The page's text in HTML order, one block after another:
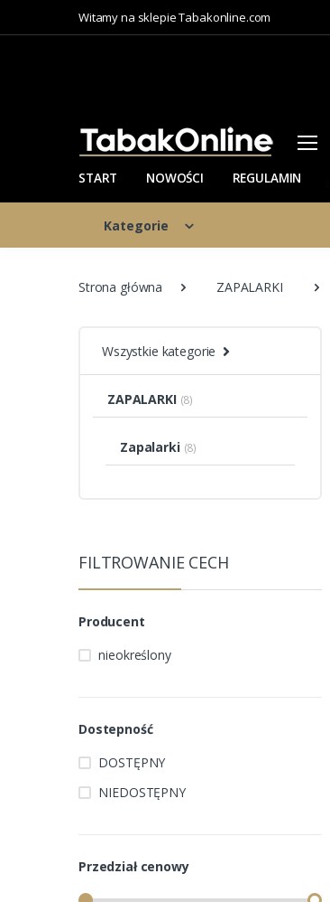
Witamy na sklepie Tabakonline.com
START NOWOŚCI REGULAMIN
Kategorie
Strona główna ZAPALARKI
Wszystkie kategorie
ZAPALARKI (8)
Zapalarki (8)
FILTROWANIE CECH
Producent
nieokreślony
Dostepność
DOSTĘPNY
NIEDOSTĘPNY
Przedział cenowy